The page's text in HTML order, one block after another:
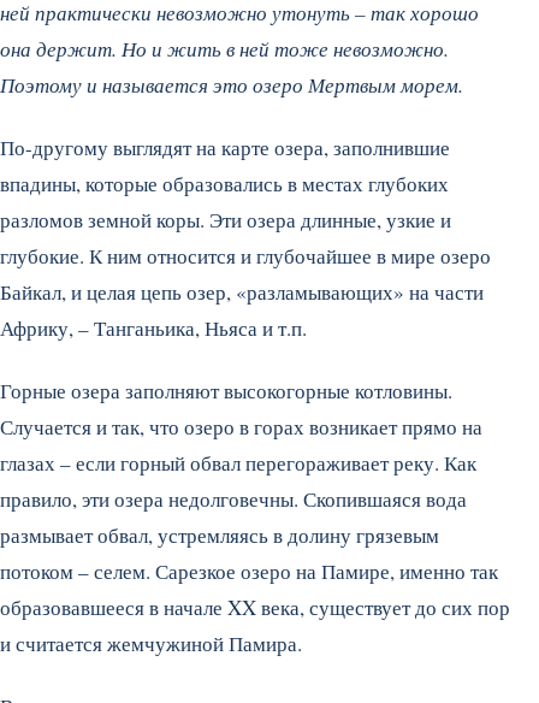
ней практически невозможно утонуть – так хорошо
она держит. Но и жить в ней тоже невозможно.
Поэтому и называется это озеро Мертвым морем.
По-другому выглядят на карте озера, заполнившие
впадины, которые образовались в местах глубоких
разломов земной коры. Эти озера длинные, узкие и
глубокие. К ним относится и глубочайшее в мире озеро
Байкал, и целая цепь озер, «разламывающих» на части
Африку, – Танганьика, Ньяса и т.п.
Горные озера заполняют высокогорные котловины.
Случается и так, что озеро в горах возникает прямо на
глазах – если горный обвал перегораживает реку. Как
правило, эти озера недолговечны. Скопившаяся вода
размывает обвал, устремляясь в долину грязевым
потоком – селем. Сарезкое озеро на Памире, именно так
образовавшееся в начале XX века, существует до сих пор
и считается жемчужиной Памира.